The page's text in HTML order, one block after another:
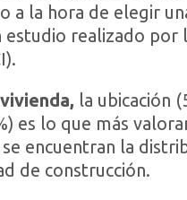
a la hora de elegir
estudio realizado por
la ubicación
es lo que más
encuentran la
de construcción.